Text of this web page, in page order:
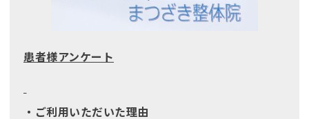
患者様アンケート
・ご利用いただいた理由